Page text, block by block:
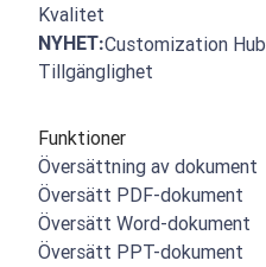
Kvalitet
NYHET:Customization Hub
Tillgänglighet
Funktioner
Översättning av dokument
Översätt PDF-dokument
Översätt Word-dokument
Översätt PPT-dokument